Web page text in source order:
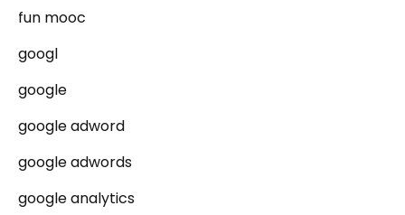
fun mooc
googl
google
google adword
google adwords
google analytics